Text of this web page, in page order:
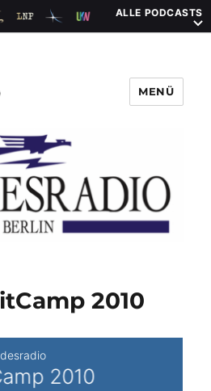
ALLE PODCASTS
MENÜ
2010